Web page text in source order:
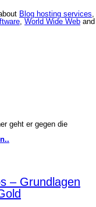
Blog hosting services
World Wide Web and
geht er gegen die
– Grundlagen